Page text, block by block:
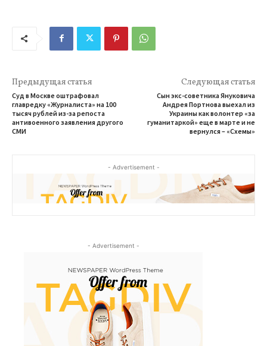
Предыдущая статья
Суд в Москве оштрафовал
главредку «Журналиста» на 100
тысяч рублей из-за репоста
антивоенного заявления другого
СМИ
Следующая статья
Сын экс-советника Януковича
Андрея Портнова выехал из
Украины как волонтер «за
гуманитаркой» еще в марте и не
вернулся – «Схемы»
- Advertisement -
- Advertisement -